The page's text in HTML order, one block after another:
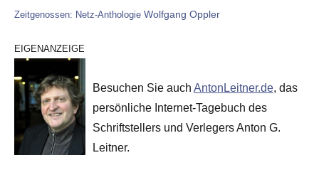
Zeitgenossen: Netz-Anthologie Wolfgang Oppler
EIGENANZEIGE
Besuchen Sie auch AntonLeitner.de, das
persönliche Internet-Tagebuch des
Schriftstellers und Verlegers Anton G.
Leitner.